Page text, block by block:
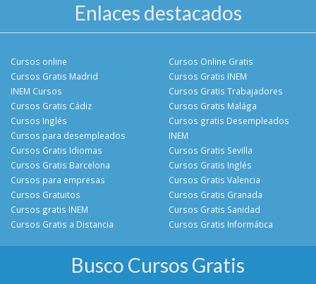
Enlaces destacados
Cursos online
Cursos Gratis Madrid
INEM Cursos
Cursos Gratis Cádiz
Cursos Online Gratis
Cursos Gratis INEM
Cursos Gratis Trabajadores
Cursos Gratis Malága
Cursos Inglés
Cursos para desempleados
Cursos Gratis Idiomas
Cursos Gratis Barcelona
Cursos gratis Desempleados
INEM
Cursos Gratis Sevilla
Cursos Gratis Inglés
Cursos para empresas
Cursos Gratuitos
Cursos gratis INEM
Cursos Gratis a Distancia
Cursos Gratis Valencia
Cursos Gratis Granada
Cursos Gratis Sanidad
Cursos Gratis Informática
Busco Cursos Gratis